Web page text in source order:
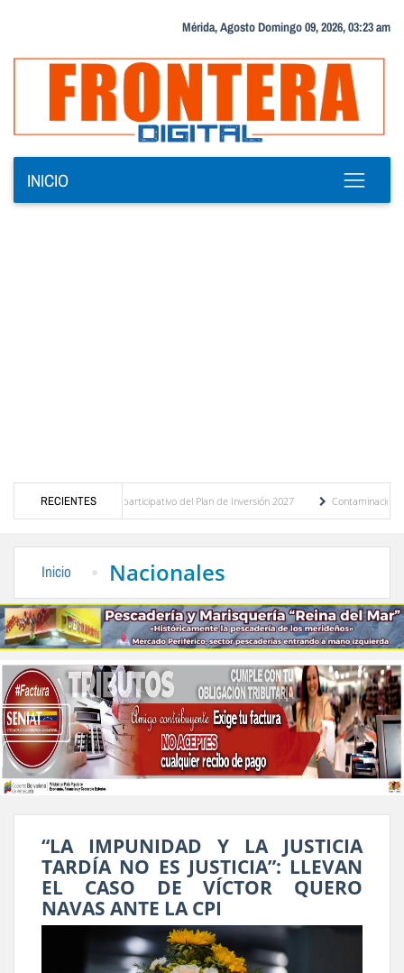
Mérida, Agosto Domingo 09, 2026, 03:23 am
INICIO
RECIENTES
del presupuesto participativo del Plan de Inversión 2027
Contaminación y
Inicio Nacionales
“LA IMPUNIDAD Y LA JUSTICIA
TARDÍA NO ES JUSTICIA”: LLEVAN
EL CASO DE VÍCTOR QUERO
NAVAS ANTE LA CPI